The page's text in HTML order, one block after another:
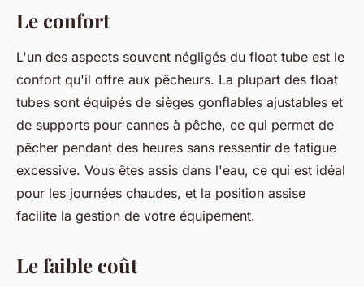
Le confort
L'un des aspects souvent négligés du float tube est le
confort qu'il offre aux pêcheurs. La plupart des float
tubes sont équipés de sièges gonflables ajustables et
de supports pour cannes à pêche, ce qui permet de
pêcher pendant des heures sans ressentir de fatigue
excessive. Vous êtes assis dans l'eau, ce qui est idéal
pour les journées chaudes, et la position assise
facilite la gestion de votre équipement.
Le faible coût